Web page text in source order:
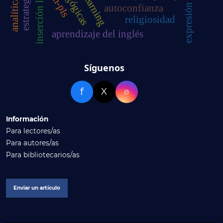
aprendizaje del inglés expresión oral
autoconfianza
religiosidad
Síguenos
f X ⌾
Información
Para lectores/as
Para autores/as
Para bibliotecarios/as
Enviar un artículo